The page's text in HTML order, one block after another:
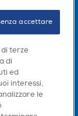
terze
di
ed
interessi,
le
accettare